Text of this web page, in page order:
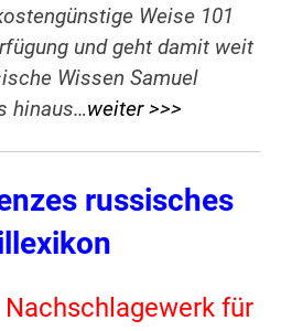
Weise 101
und geht damit weit
Wissen Samuel
hinaus…weiter >>>
russisches
für